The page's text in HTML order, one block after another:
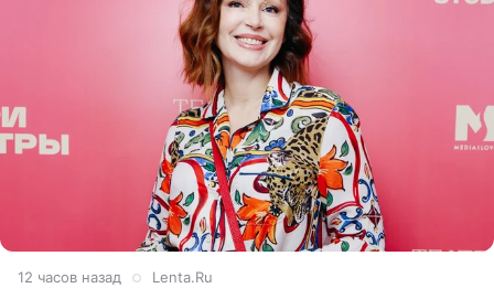
12 часов назад Lenta.Ru